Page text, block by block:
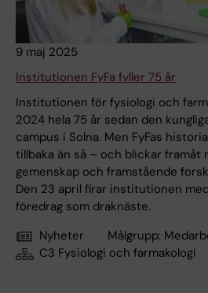
9 maj 2025
Institutionen FyFa fyller 75 år
Institutionen för fysiologi och
2024 hela 75 år sedan den
campus i Solna. Men FyFas
tillbaka än så – och blickar framåt
gemenskap och framstående
Den 23 april firar institutionen
föredrag som draknäste.
Nyheter
Målgrupp:
C3 Fysiologi och farmakologi